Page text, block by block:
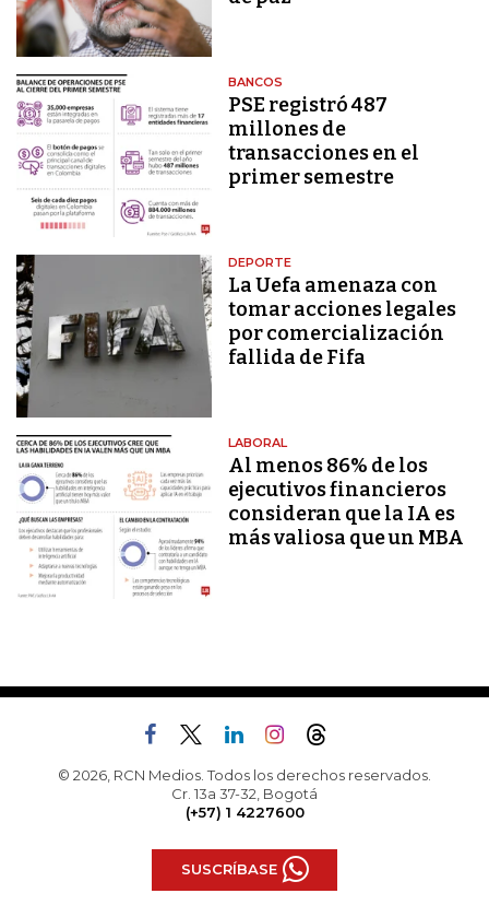
BANCOS
PSE registró 487
millones de
transacciones en el
primer semestre
DEPORTE
La Uefa amenaza con
tomar acciones legales
por comercialización
fallida de Fifa
LABORAL
Al menos 86% de los
ejecutivos financieros
consideran que la IA es
más valiosa que un MBA
© 2026, RCN Medios. Todos los derechos reservados.
Cr. 13a 37-32, Bogotá
(+57) 1 4227600
SUSCRÍBASE